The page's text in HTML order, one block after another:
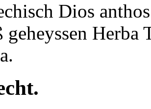
Dios
geheyssen Herba